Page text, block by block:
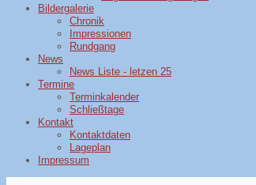
Bildergalerie
Chronik
Impressionen
Rundgang
News
News Liste - letzen 25
Termine
Terminkalender
Schließtage
Kontakt
Kontaktdaten
Lageplan
Impressum